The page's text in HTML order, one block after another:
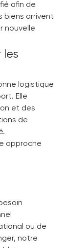
afin de
logistique
Elle
et des
ou de